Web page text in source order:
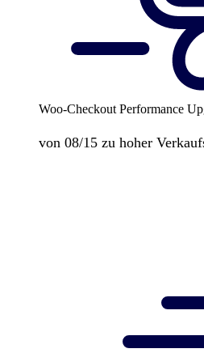
Woo-Checkout Performance
von 08/15 zu hoher